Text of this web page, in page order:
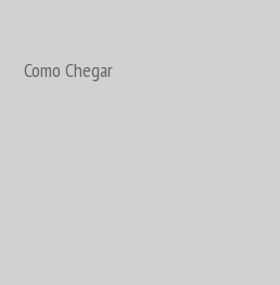
Como Chegar